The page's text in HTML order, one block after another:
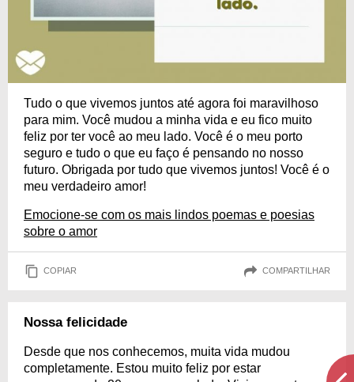
Tudo o que vivemos juntos até agora foi maravilhoso
para mim. Você mudou a minha vida e eu fico muito
feliz por ter você ao meu lado. Você é o meu porto
seguro e tudo o que eu faço é pensando no nosso
futuro. Obrigada por tudo que vivemos juntos! Você é o
meu verdadeiro amor!
Emocione-se com os mais lindos poemas e poesias
sobre o amor
COPIAR COMPARTILHAR
Nossa felicidade
Desde que nos conhecemos, muita vida mudou
completamente. Estou muito feliz por estar